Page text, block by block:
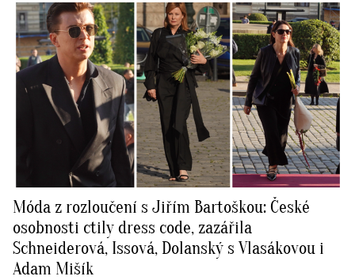
Móda z rozloučení s Jiřím Bartoškou: České
osobnosti ctily dress code, zazářila
Schneiderová, Issová, Dolanský s Vlasákovou i
Adam Mišík